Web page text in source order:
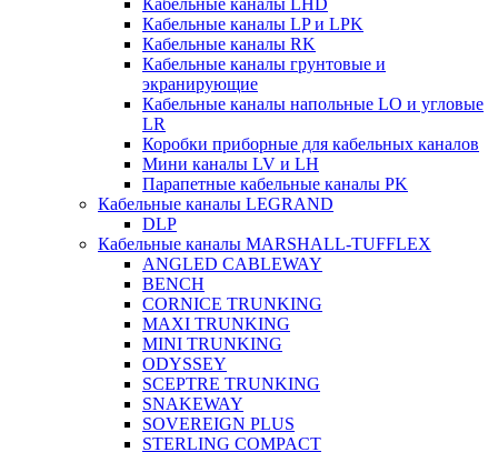
Кабельные каналы LP и LPK
Кабельные каналы RK
Кабельные каналы грунтовые и
экранирующие
Кабельные каналы напольные LO и угловые
LR
Коробки приборные для кабельных каналов
Мини каналы LV и LH
Парапетные кабельные каналы PK
Кабельные каналы LEGRAND
DLP
Кабельные каналы MARSHALL-TUFFLEX
ANGLED CABLEWAY
BENCH
CORNICE TRUNKING
MAXI TRUNKING
MINI TRUNKING
ODYSSEY
SCEPTRE TRUNKING
SNAKEWAY
SOVEREIGN PLUS
STERLING COMPACT